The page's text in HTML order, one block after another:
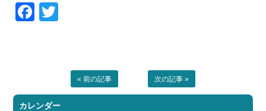
Facebook
« 前の記事 次の記事 »
カレンダー